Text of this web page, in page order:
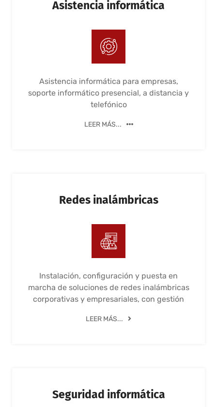
Asistencia informática
Asistencia informática para empresas,
soporte informático presencial, a distancia y
telefónico
LEER MÁS...
Redes inalámbricas
Instalación, configuración y puesta en
marcha de soluciones de redes inalámbricas
corporativas y empresariales, con gestión
LEER MÁS...
Seguridad informática